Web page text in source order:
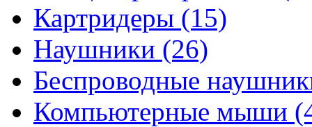
Картридеры (15)
Наушники (26)
Беспроводные
Компьютерные мыши